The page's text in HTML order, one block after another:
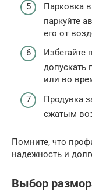
Парковка
паркуйте
его от
Избегайте
допускать
или во
Продувка
сжатым
Помните, что
надежность и
Выбор